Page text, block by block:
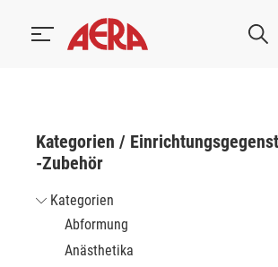
Kategorien /
-Zubehör
Kategorien
Abformung
Anästhetika